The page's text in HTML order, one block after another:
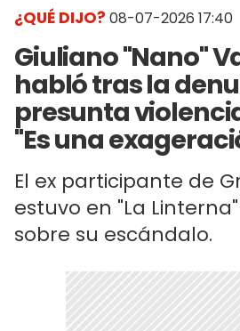
¿QUÉ DIJO? 08-07-2026 17:40
Giuliano "Nano"
habló tras la
presunta
"Es una
El ex participante de
estuvo en "La
sobre su escándalo.